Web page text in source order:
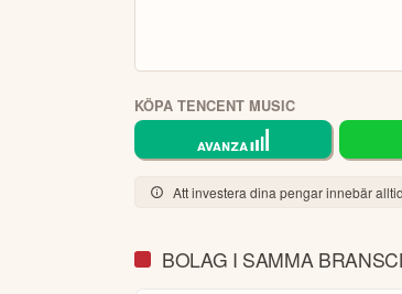
KÖPA TENCENT MUSIC
Att investera dina pengar innebär
BOLAG I SAMMA